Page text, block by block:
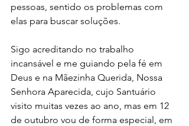
pessoas, sentido os problemas com
elas para buscar soluções.
Sigo acreditando no trabalho
incansável e me guiando pela fé em
Deus e na Mãezinha Querida, Nossa
Senhora Aparecida, cujo Santuário
visito muitas vezes ao ano, mas em 12
de outubro vou de forma especial, em